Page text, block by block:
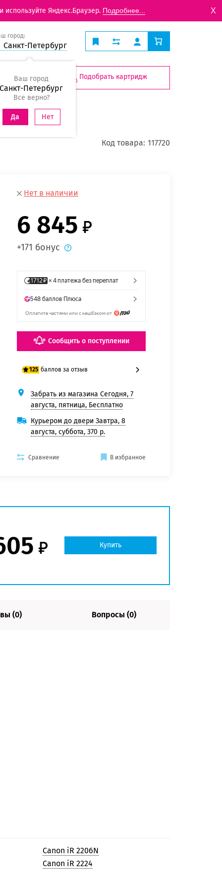
Яндекс.Браузер. Подробнее... X
город:
Санкт-Петербург
Ваш город
Санкт-Петербург
Все верно?
Да Нет
Подобрать картридж
Код товара: 117720
Нет в наличии
6 845
+171 бонус
Сообщить о поступлении
125 баллов за отзыв
100 баллов
125 баллов
Забрать из магазина Сегодня, 7
августа, пятница, Бесплатно
Курьером до двери Завтра, 8
августа, суббота, 370 р.
Сравнение В избранное
Купить
(0) Вопросы (0)
Canon iR 2206N
Canon iR 2224